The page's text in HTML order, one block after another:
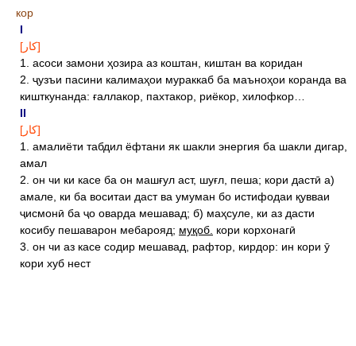
кор
I
[کار]
1. асоси замони ҳозира аз коштан, киштан ва коридан
2. ҷузъи пасини калимаҳои мураккаб ба маъноҳои коранда ва
кишткунанда: ғаллакор, пахтакор, риёкор, хилофкор…
II
[کار]
1. амалиёти табдил ёфтани як шакли энергия ба шакли дигар,
амал
2. он чи ки касе ба он машғул аст, шуғл, пеша; кори дастӣ а)
амале, ки ба воситаи даст ва умуман бо истифодаи қувваи
ҷисмонӣ ба ҷо оварда мешавад; б) маҳсуле, ки аз дасти
косибу пешаварон мебарояд; муқоб. кори корхонагӣ
3. он чи аз касе содир мешавад, рафтор, кирдор: ин кори ӯ
кори хуб нест